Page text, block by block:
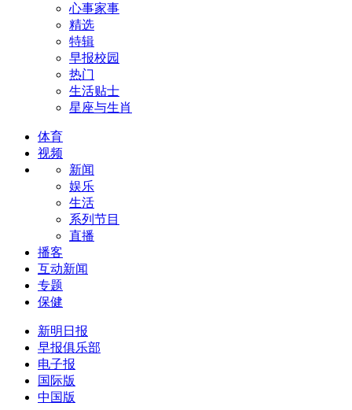
心事家事
精选
特辑
早报校园
热门
生活贴士
星座与生肖
体育
视频
新闻
娱乐
生活
系列节目
直播
播客
互动新闻
专题
保健
新明日报
早报俱乐部
电子报
国际版
中国版